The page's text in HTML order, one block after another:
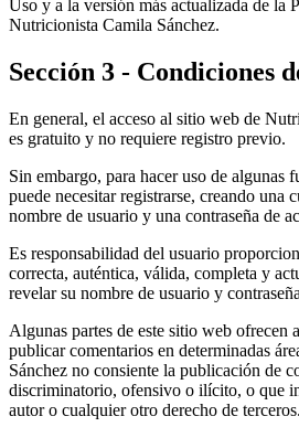
Uso y a la versión más actualizada de la
Nutricionista Camila Sánchez.
Sección 3 - Condiciones
En general, el acceso al sitio web de
es gratuito y no requiere registro previo.
Sin embargo, para hacer uso de algunas
puede necesitar registrarse, creando una
nombre de usuario y una contraseña de
Es responsabilidad del usuario
correcta, auténtica, válida, completa y
revelar su nombre de usuario y
Algunas partes de este sitio web ofrecen
publicar comentarios en determinadas
Sánchez no consiente la publicación de
discriminatorio, ofensivo o ilícito, o que
autor o cualquier otro derecho de terceros.